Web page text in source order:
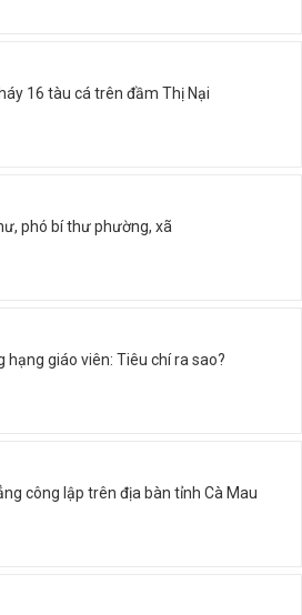
16 tàu cá trên đầm Thị Nại
phó bí thư phường, xã
hạng giáo viên: Tiêu chí ra sao?
công lập trên địa bàn tỉnh Cà Mau